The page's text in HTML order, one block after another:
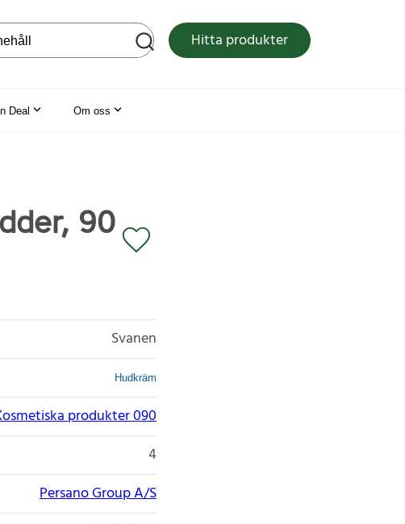
Hitta produkter
Deal Om oss
90
Svanen
Hudkräm
produkter 090
4
Persano Group A/S